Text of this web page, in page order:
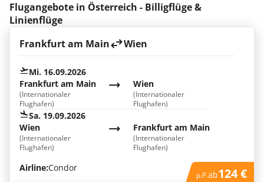
Flugangebote in Österreich - Billigflüge &
Linienflüge
Frankfurt am Main
Wien
Mi. 16.09.2026
Frankfurt am Main
(Internationaler
Flughafen)
Wien
(Internationaler
Flughafen)
Sa. 19.09.2026
Frankfurt am Main
(Internationaler
Flughafen)
Wien
(Internationaler
Flughafen)
Airline:Condor
p.P.ab124 €